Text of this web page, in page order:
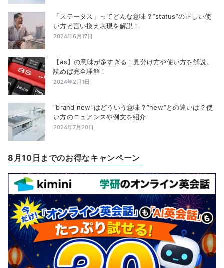
「ステータス」ってどんな意味？”status”の正しい使
い方と言い換え表現を解説！
2024年6月17日
【as】の意味が多すぎる！見分け方や使い方を解説。
読めば完全理解！
2024年2月1日
“brand new”はどういう意味？”new”との違いは？使
い方のニュアンスや例文を紹介
2024年7月20日
8月10日までのお得なキャンペーン